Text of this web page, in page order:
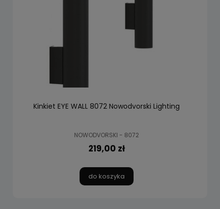
Kinkiet EYE WALL 8072 Nowodvorski Lighting
NOWODVORSKI - 8072
219,00 zł
do koszyka